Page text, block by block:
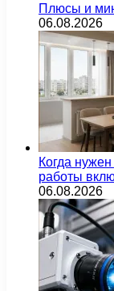
Плюсы и
06.08.2026
Когда
работы
06.08.2026